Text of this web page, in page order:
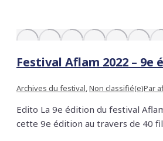
Festival Aflam 2022 – 9e
Archives du festival,Non classifié(e)Par
Edito La 9e édition du festival
cette 9e édition au travers de 40